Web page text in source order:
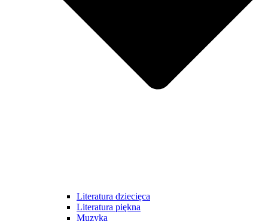
Literatura dziecięca
Literatura piękna
Muzyka